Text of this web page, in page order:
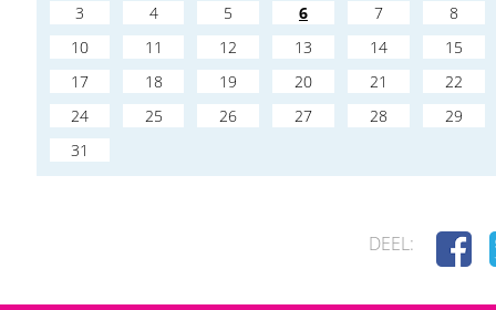
3
4 5 6 7
8
10
11 12 13 14
15
17
18 19 20 21
22
24
25 26 27 28
29
31
DEEL: